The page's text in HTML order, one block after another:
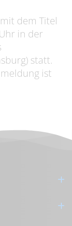
dem Titel
in der
statt.
ist